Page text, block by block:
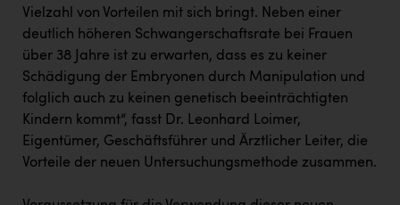
Wir besiegen Krebs
ZGONC
ZULuft - Zukunft Luft Austria
z.l.ö.
Vielzahl von Vorteilen mit sich bringt. Neben einer
deutlich höheren Schwangerschaftsrate bei Frauen
über 38 Jahre ist zu erwarten, dass es zu keiner
Schädigung der Embryonen durch Manipulation und
folglich auch zu keinen genetisch beeinträchtigten
Kindern kommt“, fasst Dr. Leonhard Loimer,
Eigentümer, Geschäftsführer und Ärztlicher Leiter, die
Vorteile der neuen Untersuchungsmethode zusammen.